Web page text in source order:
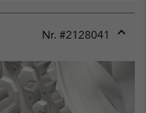
Nr. #2128041
or